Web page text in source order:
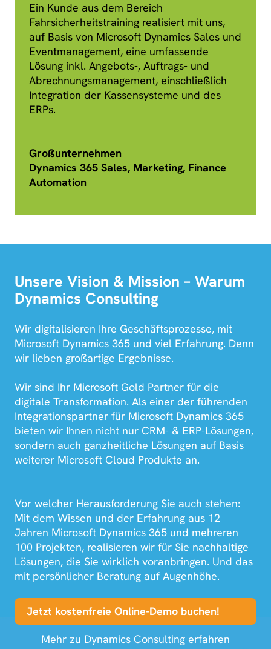
Ein Kunde aus dem Bereich
Fahrsicherheitstraining realisiert mit uns,
auf Basis von Microsoft Dynamics Sales und
Eventmanagement, eine umfassende
Lösung inkl. Angebots-, Auftrags- und
Abrechnungsmanagement, einschließlich
Integration der Kassensysteme und des
ERPs.
Großunternehmen
Dynamics 365 Sales, Marketing, Finance
Automation
Unsere Vision & Mission – Warum
Dynamics Consulting
Wir digitalisieren Ihre Geschäftsprozesse, mit
Microsoft Dynamics 365 und viel Erfahrung. Denn
wir lieben großartige Ergebnisse.
Wir sind Ihr Microsoft Gold Partner für die
digitale Transformation. Als einer der führenden
Integrationspartner für Microsoft Dynamics 365
bieten wir Ihnen nicht nur CRM- & ERP-Lösungen,
sondern auch ganzheitliche Lösungen auf Basis
weiterer Microsoft Cloud Produkte an.
Vor welcher Herausforderung Sie auch stehen:
Mit dem Wissen und der Erfahrung aus 12
Jahren Microsoft Dynamics 365 und mehreren
100 Projekten, realisieren wir für Sie nachhaltige
Lösungen, die Sie wirklich voranbringen. Und das
mit persönlicher Beratung auf Augenhöhe.
Jetzt kostenfreie Online-Demo buchen!
Mehr zu Dynamics Consulting erfahren